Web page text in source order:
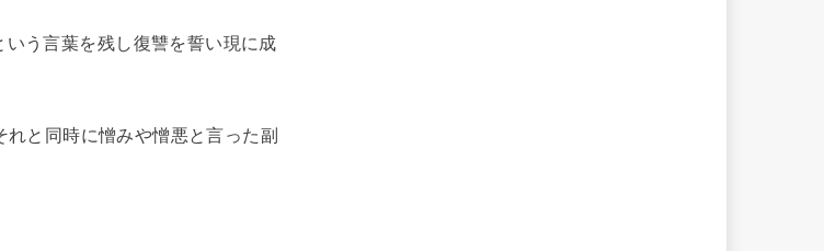
う言葉を残し復讐を誓い現に成
と同時に憎みや憎悪と言った副